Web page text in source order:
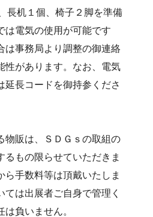
長机１個、椅子２脚を準備
は電気の使用が可能です
は事務局より調整の御連絡
性があります。なお、電気
延長コードを御持参くださ
は、ＳＤＧｓの取組の
るもの限らせていただきま
ら手数料等は頂戴いたしま
ては出展者ご自身で管理く
負いません。